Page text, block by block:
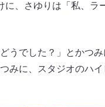
、さゆりは「私、ラ
うでした？」とかつ
みに、スタジオのハ